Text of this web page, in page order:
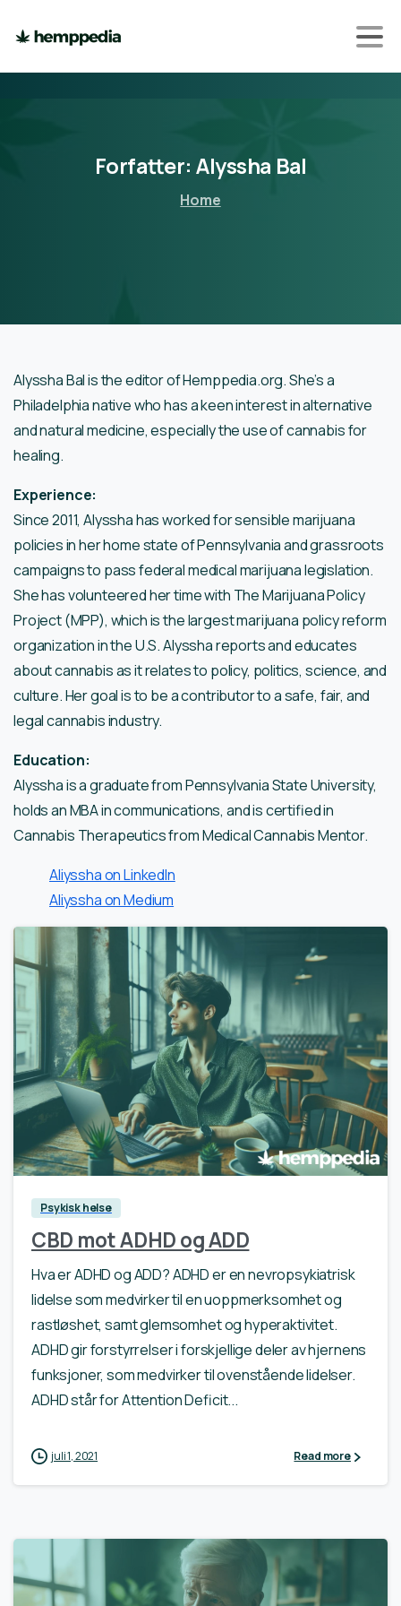
Forfatter: Alyssha Bal
Home
Alyssha Bal is the editor of Hemppedia.org. She’s a
Philadelphia native who has a keen interest in alternative
and natural medicine, especially the use of cannabis for
healing.
Experience:
Since 2011, Alyssha has worked for sensible marijuana
policies in her home state of Pennsylvania and grassroots
campaigns to pass federal medical marijuana legislation.
She has volunteered her time with The Marijuana Policy
Project (MPP), which is the largest marijuana policy reform
organization in the U.S. Alyssha reports and educates
about cannabis as it relates to policy, politics, science, and
culture. Her goal is to be a contributor to a safe, fair, and
legal cannabis industry.
Education:
Alyssha is a graduate from Pennsylvania State University,
holds an MBA in communications, and is certified in
Cannabis Therapeutics from Medical Cannabis Mentor.
Aliyssha on LinkedIn
Aliyssha on Medium
0
Psykisk helse
CBD mot ADHD og ADD
Hva er ADHD og ADD? ADHD er en nevropsykiatrisk
lidelse som medvirker til en uoppmerksomhet og
rastløshet, samt glemsomhet og hyperaktivitet.
ADHD gir forstyrrelser i forskjellige deler av hjernens
funksjoner, som medvirker til ovenstående lidelser.
ADHD står for Attention Deficit...
juli 1, 2021 Read more